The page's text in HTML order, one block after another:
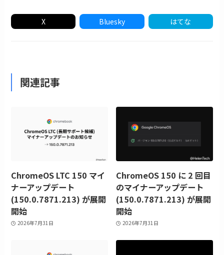
X Bluesky はてな
関連記事
ChromeOS LTC 150 マイ
ナーアップデート
(150.0.7871.213) が展開
開始
2026年7月31日
ChromeOS 150 に 2 回目
のマイナーアップデート
(150.0.7871.213) が展開
開始
2026年7月31日